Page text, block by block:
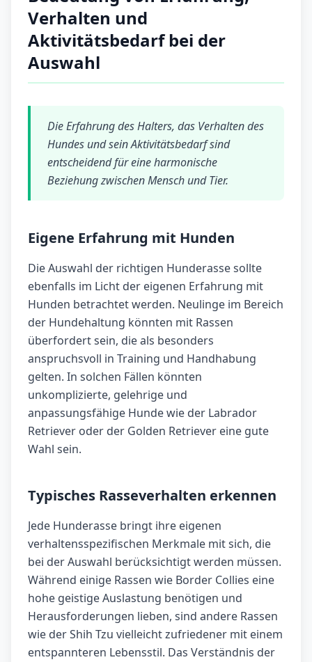
Verhalten und
Aktivitätsbedarf bei der
Auswahl
Die Erfahrung des Halters, das Verhalten des
Hundes und sein Aktivitätsbedarf sind
entscheidend für eine harmonische
Beziehung zwischen Mensch und Tier.
Eigene Erfahrung mit Hunden
Die Auswahl der richtigen Hunderasse sollte
ebenfalls im Licht der eigenen Erfahrung mit
Hunden betrachtet werden. Neulinge im Bereich
der Hundehaltung könnten mit Rassen
überfordert sein, die als besonders
anspruchsvoll in Training und Handhabung
gelten. In solchen Fällen könnten
unkomplizierte, gelehrige und
anpassungsfähige Hunde wie der Labrador
Retriever oder der Golden Retriever eine gute
Wahl sein.
Typisches Rasseverhalten erkennen
Jede Hunderasse bringt ihre eigenen
verhaltensspezifischen Merkmale mit sich, die
bei der Auswahl berücksichtigt werden müssen.
Während einige Rassen wie Border Collies eine
hohe geistige Auslastung benötigen und
Herausforderungen lieben, sind andere Rassen
wie der Shih Tzu vielleicht zufriedener mit einem
entspannteren Lebensstil. Das Verständnis der